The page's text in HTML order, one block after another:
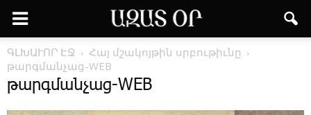
ԳԼԽԱՒՈՐ ԷՋ
Հայ մշակոյթին սրբութիւնը
թարգմանչաց-WEB
թարգմանչաց-WEB